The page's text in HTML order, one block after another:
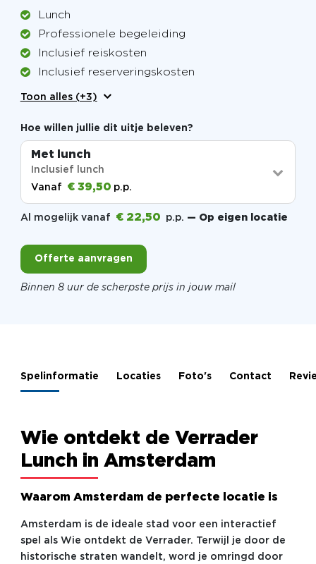
Lunch
Professionele begeleiding
Inclusief reiskosten
Inclusief reserveringskosten
Toon alles (+3)
Hoe willen jullie dit uitje beleven?
Met lunch
Inclusief lunch
Vanaf € 39,50 p.p.
Al mogelijk vanaf € 22,50 p.p. — Op eigen locatie
Offerte aanvragen
Binnen 8 uur de scherpste prijs in jouw mail
Spelinformatie Locaties Foto's Contact
Wie ontdekt de Verrader
Lunch in Amsterdam
Waarom Amsterdam de perfecte locatie is
Amsterdam is de ideale stad voor een interactief
spel als Wie ontdekt de Verrader. Terwijl je door de
historische straten wandelt, word je omringd door